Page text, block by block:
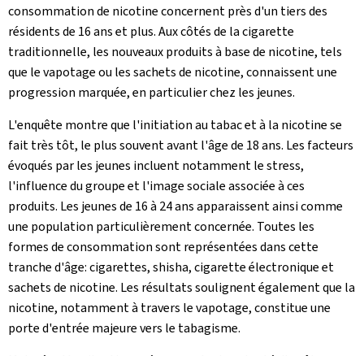
consommation de nicotine concernent près d'un tiers des
résidents de 16 ans et plus. Aux côtés de la cigarette
traditionnelle, les nouveaux produits à base de nicotine, tels
que le vapotage ou les sachets de nicotine, connaissent une
progression marquée, en particulier chez les jeunes.
L'enquête montre que l'initiation au tabac et à la nicotine se
fait très tôt, le plus souvent avant l'âge de 18 ans. Les facteurs
évoqués par les jeunes incluent notamment le stress,
l'influence du groupe et l'image sociale associée à ces
produits. Les jeunes de 16 à 24 ans apparaissent ainsi comme
une population particulièrement concernée. Toutes les
formes de consommation sont représentées dans cette
tranche d'âge: cigarettes, shisha, cigarette électronique et
sachets de nicotine. Les résultats soulignent également que la
nicotine, notamment à travers le vapotage, constitue une
porte d'entrée majeure vers le tabagisme.